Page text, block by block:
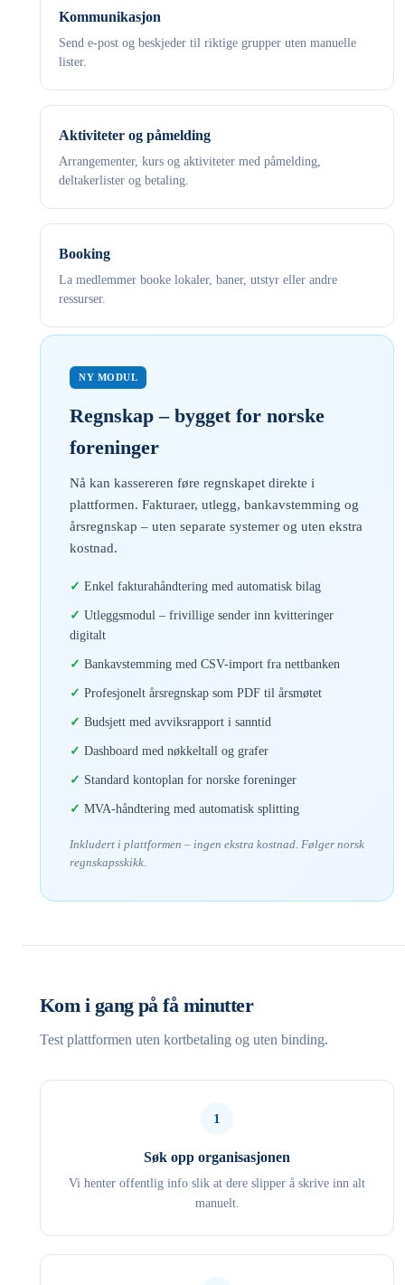
Kommunikasjon
Send e-post og beskjeder til riktige grupper uten manuelle
lister.
Aktiviteter og påmelding
Arrangementer, kurs og aktiviteter med påmelding,
deltakerlister og betaling.
Booking
La medlemmer booke lokaler, baner, utstyr eller andre
ressurser.
NY MODUL
Regnskap – bygget for norske
foreninger
Nå kan kassereren føre regnskapet direkte i
plattformen. Fakturaer, utlegg, bankavstemming og
årsregnskap – uten separate systemer og uten ekstra
kostnad.
Enkel fakturahåndtering med automatisk bilag
Utleggsmodul – frivillige sender inn kvitteringer
digitalt
Bankavstemming med CSV-import fra nettbanken
Profesjonelt årsregnskap som PDF til årsmøtet
Budsjett med avviksrapport i sanntid
Dashboard med nøkkeltall og grafer
Standard kontoplan for norske foreninger
MVA-håndtering med automatisk splitting
Inkludert i plattformen – ingen ekstra kostnad. Følger norsk
regnskapsskikk.
Kom i gang på få minutter
Test plattformen uten kortbetaling og uten binding.
1
Søk opp organisasjonen
Vi henter offentlig info slik at dere slipper å skrive inn alt
manuelt.